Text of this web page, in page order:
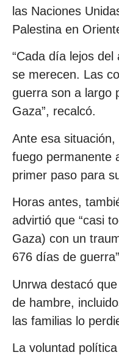
las Naciones
Palestina en
“Cada día lejos
se merecen. Las
guerra son a largo
Gaza”, recalcó.
Ante esa situación,
fuego permanente
primer paso para
Horas antes,
advirtió que “casi
Gaza) con un
676 días de
Unrwa destacó
de hambre,
las familias lo
La voluntad